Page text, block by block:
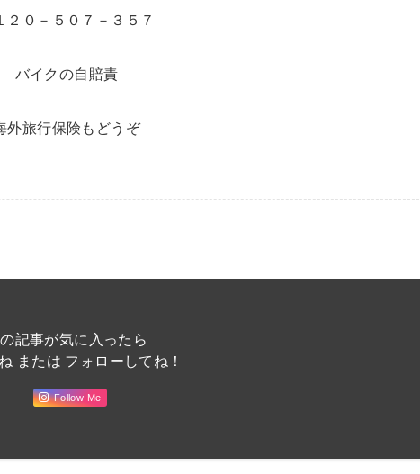
２０－５０７－３５７
バイクの自賠責
外旅行保険もどうぞ
記事が気に入ったら
または フォローしてね！
Follow Me